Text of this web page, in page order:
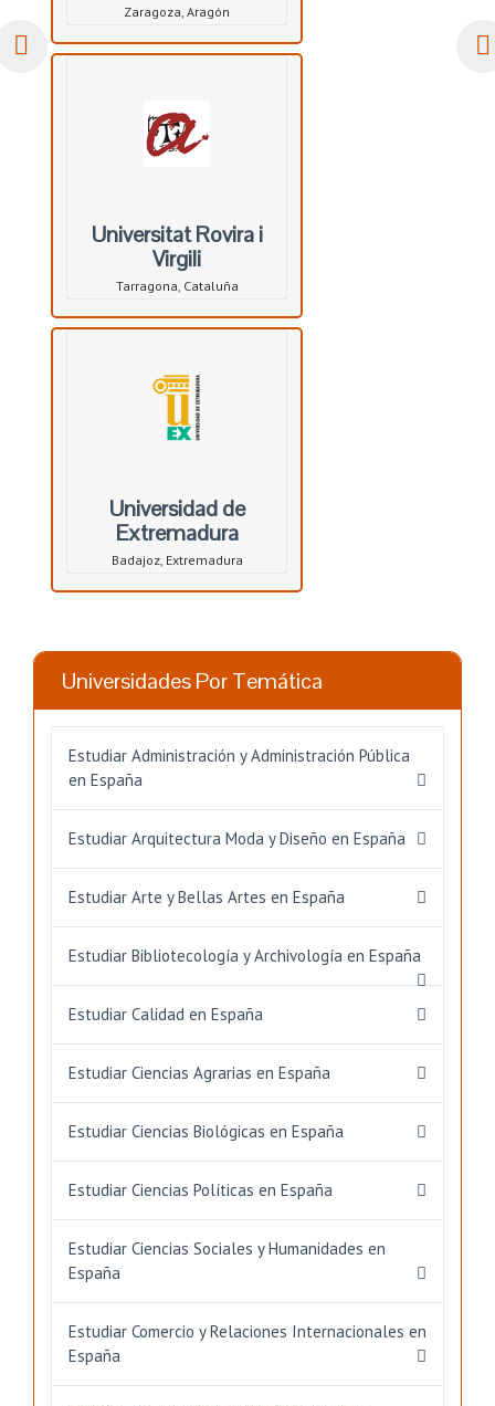
Zaragoza, Aragón
Universitat Rovira i
Virgili
Tarragona, Cataluña
Universidad de
Extremadura
Badajoz, Extremadura
Universidades Por Temática
Estudiar Administración y Administración Pública
en España
Estudiar Arquitectura Moda y Diseño en España
Estudiar Arte y Bellas Artes en España
Estudiar Bibliotecología y Archivología en España
Estudiar Calidad en España
Estudiar Ciencias Agrarias en España
Estudiar Ciencias Biológicas en España
Estudiar Ciencias Políticas en España
Estudiar Ciencias Sociales y Humanidades en
España
Estudiar Comercio y Relaciones Internacionales en
España